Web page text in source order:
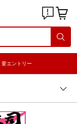
要エントリー